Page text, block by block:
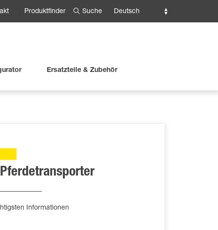
Produktfinder Suche Deutsch
Ersatzteile & Zubehör
Informationen